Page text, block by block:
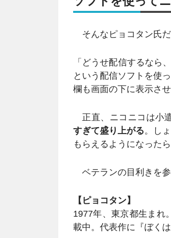
そんなピョコタン氏だ
「どうせ配信するなら
という配信ソフトを使
欄も画面の下に表示させ
正直、ニコニコは小
すぎて盛り上がる。し
もらえるようになった
ベテランの目利きを参
【ピョコタン】
1977年、東京都生まれ
載中。代表作に『ぼく